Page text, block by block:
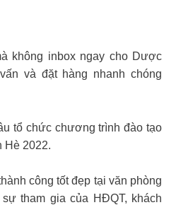
không inbox ngay cho Dược
và đặt hàng nhanh chóng
tổ chức chương trình đào tạo
Hè 2022.
công tốt đẹp tại văn phòng
tham gia của HĐQT, khách